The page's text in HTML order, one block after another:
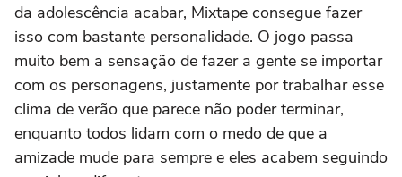
da adolescência acabar, Mixtape consegue fazer
isso com bastante personalidade. O jogo passa
muito bem a sensação de fazer a gente se importar
com os personagens, justamente por trabalhar esse
clima de verão que parece não poder terminar,
enquanto todos lidam com o medo de que a
amizade mude para sempre e eles acabem seguindo